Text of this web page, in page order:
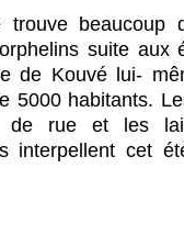
beaucoup
suite aux
de Kouvé lui-
5000 habitants.
de rue et les
interpellent cet